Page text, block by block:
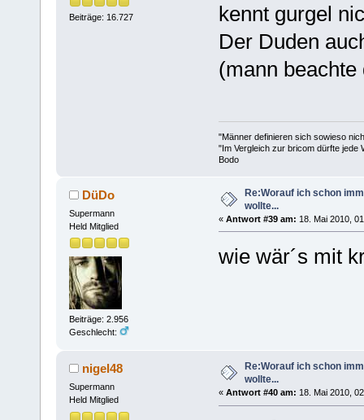
Beiträge: 16.727
kennt gurgel
Der Duden
(mann
"Männer definieren sich sowieso
"Im Vergleich zur bricom dürfte jede
Bodo
DüDo
Supermann
Held Mitglied
Beiträge: 2.956
Geschlecht:
Re:Worauf ich schon
wollte...
« Antwort #39 am: 18. Mai 2010,
wie wär´s mit
nigel48
Supermann
Held Mitglied
Re:Worauf ich schon
wollte...
« Antwort #40 am: 18. Mai 2010,